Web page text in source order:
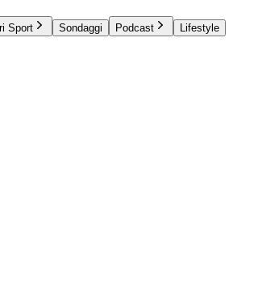
Sport Sondaggi Podcast
Lifestyle